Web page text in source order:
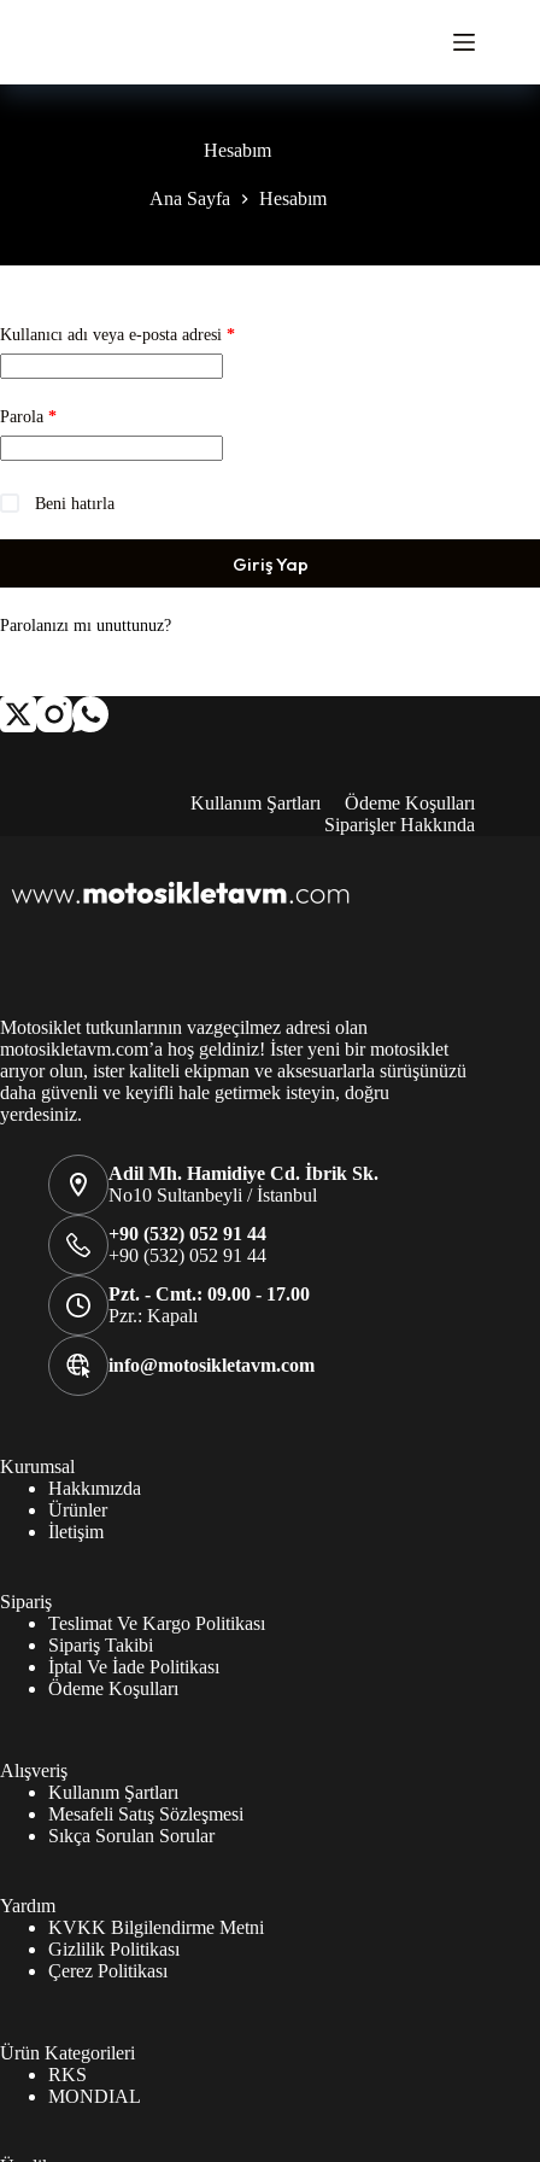
Hesabım
Ana Sayfa Hesabım
Kullanıcı adı veya e-posta adresi *Gerekli
Parola *Gerekli
Beni hatırla
Giriş Yap
Parolanızı mı unuttunuz?
Kullanım Şartları
Ödeme Koşulları
Siparişler Hakkında
Motosiklet tutkunlarının vazgeçilmez adresi olan
motosikletavm.com’a hoş geldiniz! İster yeni bir motosiklet
arıyor olun, ister kaliteli ekipman ve aksesuarlarla sürüşünüzü
daha güvenli ve keyifli hale getirmek isteyin, doğru
yerdesiniz.
Adil Mh. Hamidiye Cd. İbrik Sk.
No10 Sultanbeyli / İstanbul
+90 (532) 052 91 44
+90 (532) 052 91 44
Pzt. - Cmt.: 09.00 - 17.00
Pzr.: Kapalı
info@motosikletavm.com
Kurumsal
Hakkımızda
Ürünler
İletişim
Sipariş
Teslimat Ve Kargo Politikası
Sipariş Takibi
İptal Ve İade Politikası
Ödeme Koşulları
Alışveriş
Kullanım Şartları
Mesafeli Satış Sözleşmesi
Sıkça Sorulan Sorular
Yardım
KVKK Bilgilendirme Metni
Gizlilik Politikası
Çerez Politikası
Ürün Kategorileri
RKS
MONDIAL